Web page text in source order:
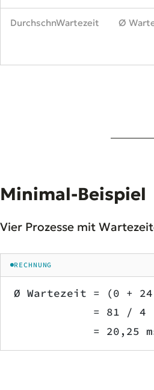
DurchschnWartezeit Ø
Minimal-Beispiel
Vier Prozesse mit
RECHNUNG
Ø Wartezeit = (0 +
            = 81 / 4
= 20,25